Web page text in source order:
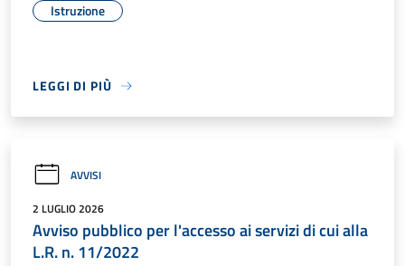
Istruzione
LEGGI DI PIÙ
AVVISI
2 LUGLIO 2026
Avviso pubblico per l'accesso ai servizi di cui alla
L.R. n. 11/2022